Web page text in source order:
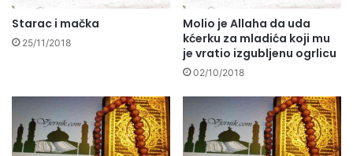
Starac i mačka
25/11/2018
Molio je Allaha da uda
kćerku za mladića koji mu
je vratio izgubljenu ogrlicu
02/10/2018